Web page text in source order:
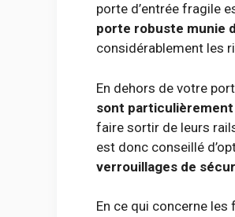
porte d’entrée fragile
porte robuste munie
considérablement les
En dehors de votre
sont
faire sortir de leurs
est donc conseillé
verrouillages de
En ce qui concerne